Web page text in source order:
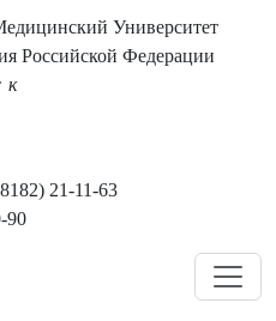
Университет
Российской Федерации
21-11-63
90